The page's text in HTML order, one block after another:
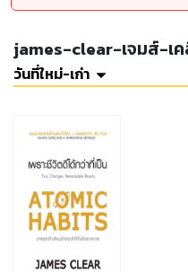
james-clear-เจมส์-เ
วันที่ใหม่-เก่า